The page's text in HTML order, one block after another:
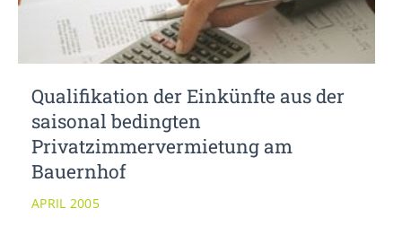
Qualifikation der Einkünfte aus der
saisonal bedingten
Privatzimmervermietung am
Bauernhof
APRIL 2005